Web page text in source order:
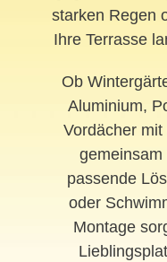
starken Regen
Ihre Terrasse
Ob
Aluminium,
Vordächer
passende
oder
Montage